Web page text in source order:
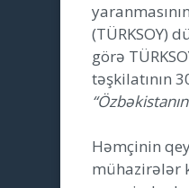
(TÜRKSOY)
görə
təşkilatının
Həmçinin
mühazirələr